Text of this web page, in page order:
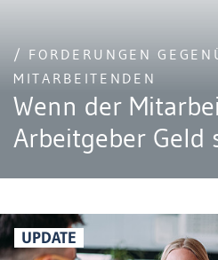
/ FORDERUNGEN
MITARBEITENDEN
Wenn der
Arbeitgeber Geld
UPDATE